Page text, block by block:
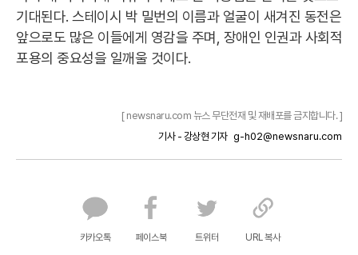
기대된다. 스테이시 박 밀번의 이름과 얼굴이 새겨진 동전은
앞으로도 많은 이들에게 영감을 주며, 장애인 인권과 사회적
포용의 중요성을 일깨울 것이다.
[ newsnaru.com 뉴스 무단전재 및 재배포를 금지합니다. ]
기사 - 강상현 기자 g-h02@newsnaru.com
카카오톡 페이스북 트위터 URL 복사